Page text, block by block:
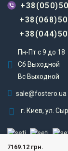
7169.12 грн.
Пн-Пт с 9 до 18
Сб Выходной
Вс Выходной
sale@fostero.ua
г. Киев, ул.
Fostero © 2023